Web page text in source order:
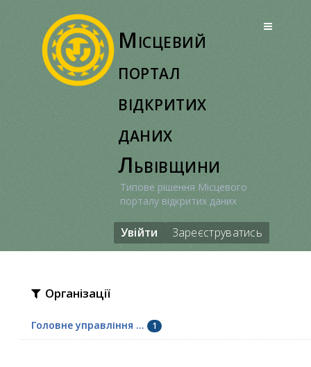
Місцевий
портал
відкритих
даних
Львівщини
Типове рішення Місцевого
порталу відкритих даних
Увійти Зареєструватись
Організації
Головне управління ... 1